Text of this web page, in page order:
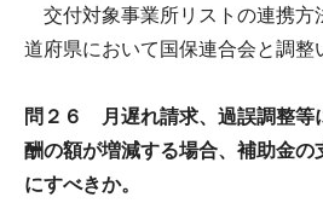
交付対象事業所リストの連携方
道府県において国保連合会と調整
問２６ 月遅れ請求、過誤調整等
酬の額が増減する場合、補助金の
にすべきか。